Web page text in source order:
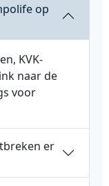
op
KVK-
naar de
voor
er